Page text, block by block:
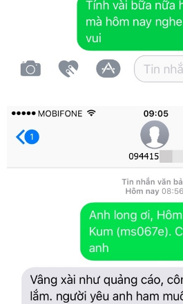
Dục
Nam
Mỹ